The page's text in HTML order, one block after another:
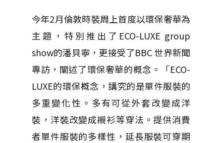
今年2月倫敦時裝周上首度以環保奢華為
主題，特別推出了ECO-LUXE group
show的潘貝寧，更接受了BBC 世界新聞
專訪，闡述了環保奢華的概念。「ECO-
LUXE的環保概念，講究的是單件服裝的
多重變化性。多有可從外套改變成洋
裝，洋裝改變成襯衫等穿法。提供消費
者單件服裝的多樣性，延長服裝可穿期